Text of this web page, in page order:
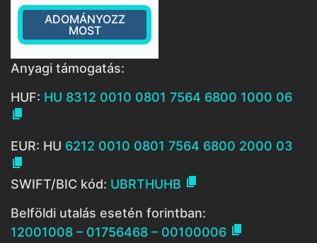
ADOMÁNYOZZ
MOST
Anyagi támogatás:
HUF: HU 8312 0010 0801 7564 6800 1000 06

EUR: HU 6212 0010 0801 7564 6800 2000 03

SWIFT/BIC kód: UBRTHUHB 
Belföldi utalás esetén forintban:
12001008 – 01756468 – 00100006 